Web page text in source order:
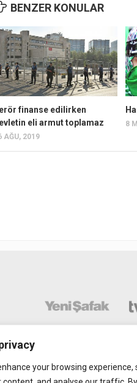
your browsing experience,
BENZER KONULAR
finanse edilirken
eli armut toplamaz
AĞU, 2019
8